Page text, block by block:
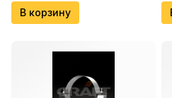
В корзину